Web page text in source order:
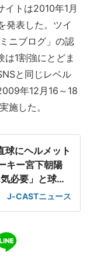
トは2010年1月
発表した。ツイ
ニブログ」の認
1割強にとどま
と同じレベル
年12月16～18
施した。
球にヘルメット
キー宮下朝陽
必要」と球団
J-CASTニュース